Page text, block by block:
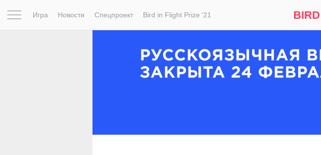
Игра Новости Спецпроект Bird in Flight Prize ‘21 BIRD